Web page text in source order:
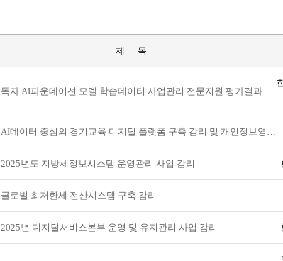
제 목
독자 AI파운데이션 모델 학습데이터 사업관리 전문지원 평가결과
AI데이터 중심의 경기교육 디지털 플랫폼 구축 감리 및 개인정보영…
2025년도 지방세정보시스템 운영관리 사업 감리
글로벌 최저한세 전산시스템 구축 감리
2025년 디지털서비스본부 운영 및 유지관리 사업 감리